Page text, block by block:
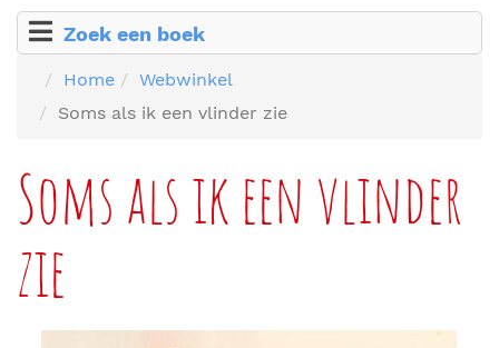
Zoek een boek
Home
Webwinkel
Soms als ik een vlinder zie
Soms als ik een vlinder
zie